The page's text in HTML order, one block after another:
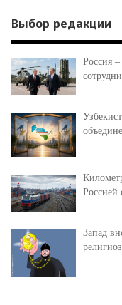
Выбор редакции
Россия
Россией
Запад